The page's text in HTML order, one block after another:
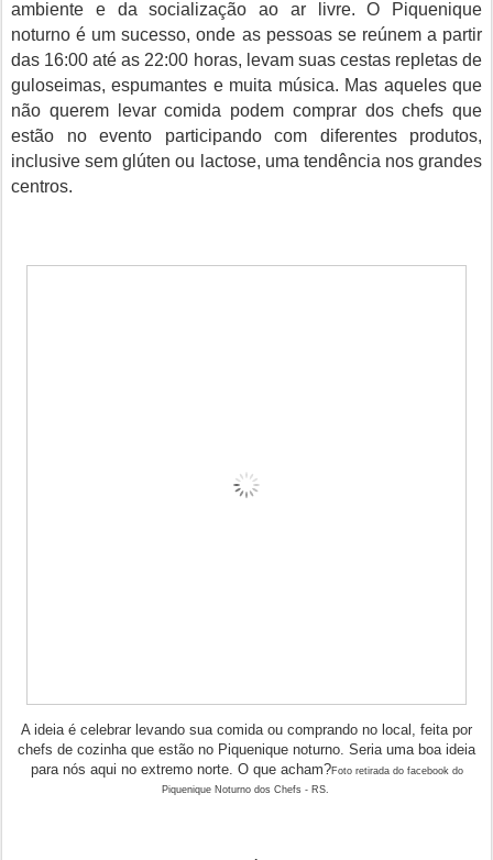
ambiente e da socialização ao ar livre. O Piquenique
noturno é um sucesso, onde as pessoas se reúnem a partir
das 16:00 até as 22:00 horas, levam suas cestas repletas de
guloseimas, espumantes e muita música. Mas aqueles que
não querem levar comida podem comprar dos chefs que
estão no evento participando com diferentes produtos,
inclusive sem glúten ou lactose, uma tendência nos grandes
centros.
A ideia é celebrar levando sua comida ou comprando no local, feita por
chefs de cozinha que estão no Piquenique noturno. Seria uma boa ideia
para nós aqui no extremo norte. O que acham?Foto retirada do facebook do
Piquenique Noturno dos Chefs - RS.